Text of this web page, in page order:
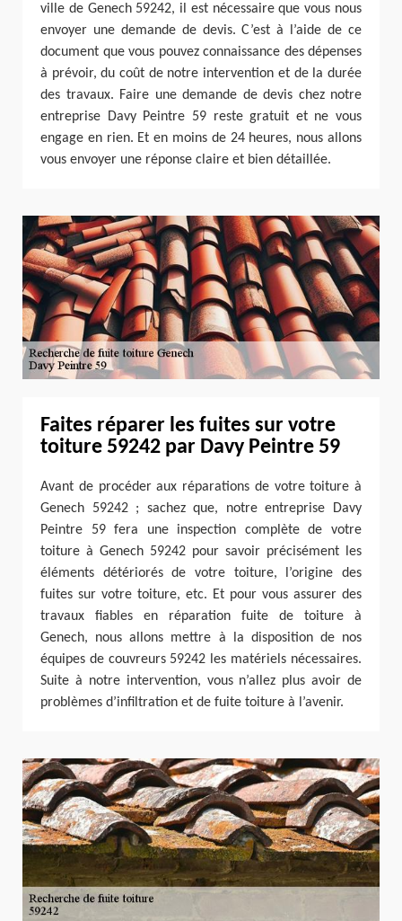
ville de Genech 59242, il est nécessaire que vous nous
envoyer une demande de devis. C’est à l’aide de ce
document que vous pouvez connaissance des dépenses
à prévoir, du coût de notre intervention et de la durée
des travaux. Faire une demande de devis chez notre
entreprise Davy Peintre 59 reste gratuit et ne vous
engage en rien. Et en moins de 24 heures, nous allons
vous envoyer une réponse claire et bien détaillée.
Faites réparer les fuites sur votre
toiture 59242 par Davy Peintre 59
Avant de procéder aux réparations de votre toiture à
Genech 59242 ; sachez que, notre entreprise Davy
Peintre 59 fera une inspection complète de votre
toiture à Genech 59242 pour savoir précisément les
éléments détériorés de votre toiture, l’origine des
fuites sur votre toiture, etc. Et pour vous assurer des
travaux fiables en réparation fuite de toiture à
Genech, nous allons mettre à la disposition de nos
équipes de couvreurs 59242 les matériels nécessaires.
Suite à notre intervention, vous n’allez plus avoir de
problèmes d’infiltration et de fuite toiture à l’avenir.